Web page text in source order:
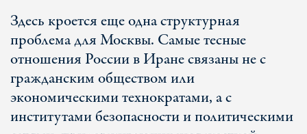
Здесь кроется еще одна структурная
проблема для Москвы. Самые тесные
отношения России в Иране связаны не с
гражданским обществом или
экономическими технократами, а с
институтами безопасности и политическими